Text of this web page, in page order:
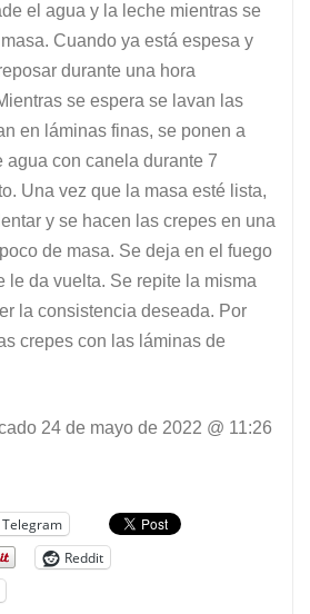
el agua y la leche mientras se
Cuando ya está espesa y
durante una hora
se espera se lavan las
en láminas finas, se ponen a
agua con canela durante 7
Una vez que la masa esté lista,
y se hacen las crepes en una
de masa. Se deja en el fuego
le da vuelta. Se repite la misma
la consistencia deseada. Por
crepes con las láminas de
24 de mayo de 2022 @ 11:26
Telegram
Reddit